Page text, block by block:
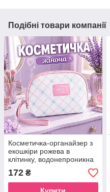
Подібні товари компанії
Косметичка-органайзер з
екошкіри рожева в
клітинку, водонепроникна
косметичка сумочка на
блискавці з ремінцем
172 ₴